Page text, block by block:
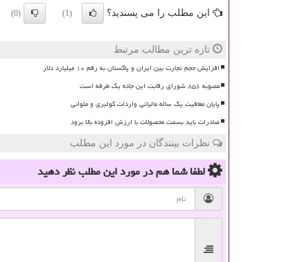
این مطلب را می پسندید؟ (1)
(0)
تازه ترین مطالب مرتبط
افزایش حجم تجارت بین ایران و پاکستان به رقم ۱۰ میلیارد دلار
مصوبه ۸۵۶ شورای رقابت این جاده یک طرفه است
پایان معافیت یک ساله مالیاتی واردات کولبری و ملوانی
صادرات باید بسمت محصولات با ارزش افزوده بالا برود
نظرات بینندگان در مورد این مطلب
لطفا شما همدر مورد این مطلبنظر دهید